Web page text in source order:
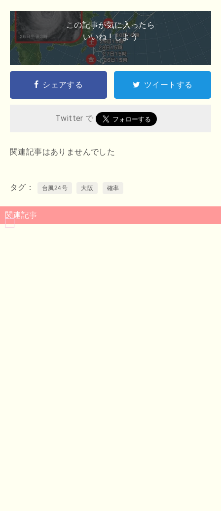
この記事が気に入ったら
いいね ! しよう
シェアする ツイートする
Twitter で
関連記事はありませんでした
タグ 台風24号 大阪 確率
関連記事